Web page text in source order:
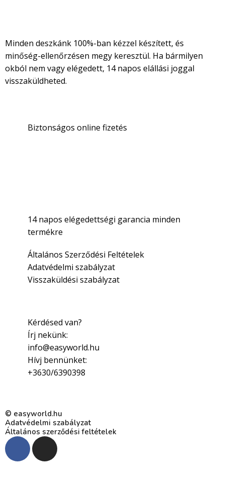
Minden deszkánk 100%-ban kézzel készített, és
minőség-ellenőrzésen megy keresztül. Ha bármilyen
okból nem vagy elégedett, 14 napos elállási joggal
visszaküldheted.
Biztonságos online fizetés
14 napos elégedettségi garancia minden
termékre
Általános Szerződési Feltételek
Adatvédelmi szabályzat
Visszaküldési szabályzat
Kérdésed van?
Írj nekünk:
info@easyworld.hu
Hívj bennünket:
+3630/6390398
© easyworld.hu
Adatvédelmi szabályzat
Általános szerződési feltételek